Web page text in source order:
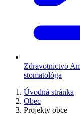
Zdravotníctvo
stomatológa
Úvodná stránka
Obec
Projekty obce